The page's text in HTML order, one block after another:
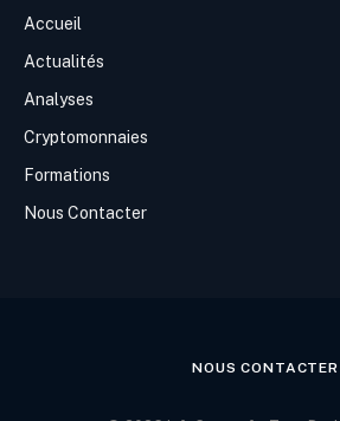
Accueil
Actualités
Analyses
Cryptomonnaies
Formations
Nous Contacter
NOUS CONTACTER